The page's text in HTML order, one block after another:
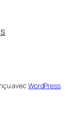
avec WordPress